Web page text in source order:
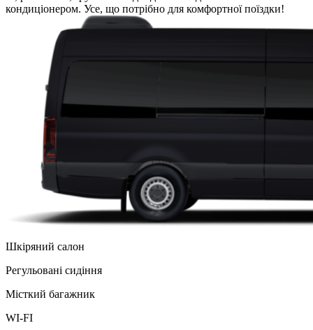
кондиціонером. Усе, що потрібно для комфортної поїздки!
Шкіряний салон
Регульованi сидіння
Місткий багажник
WI-FI